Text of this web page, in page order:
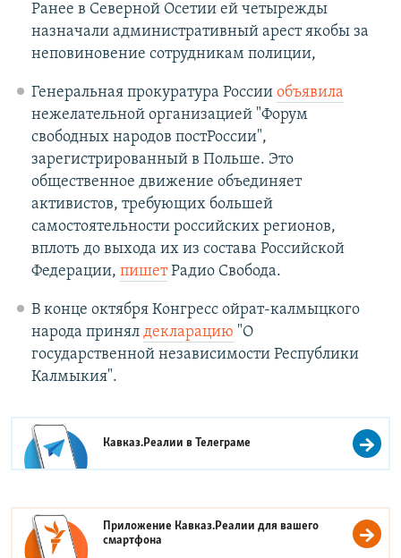
Ранее в Северной Осетии ей четырежды
назначали административный арест якобы за
неповиновение сотрудникам полиции,
Генеральная прокуратура России объявила
нежелательной организацией "Форум
свободных народов постРоссии",
зарегистрированный в Польше. Это
общественное движение объединяет
активистов, требующих большей
самостоятельности российских регионов,
вплоть до выхода их из состава Российской
Федерации, пишетРадио Свобода.
В конце октября Конгресс ойрат-калмыцкого
народа принял декларацию "О
государственной независимости Республики
Калмыкия".
Кавказ.Реалии вТелеграме
Приложение Кавказ.Реалии для вашего
смартфона